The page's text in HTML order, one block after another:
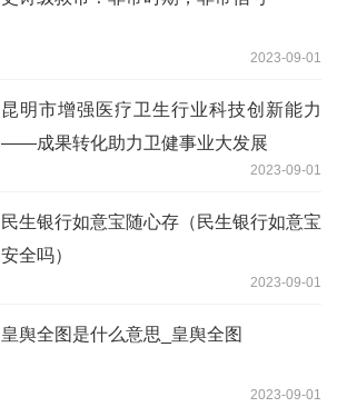
2023-09-01
昆明市增强医疗卫生行业科技创新能力
——成果转化助力卫健事业大发展
2023-09-01
民生银行如意宝随心存（民生银行如意宝
安全吗）
2023-09-01
皇舆全图是什么意思_皇舆全图
2023-09-01